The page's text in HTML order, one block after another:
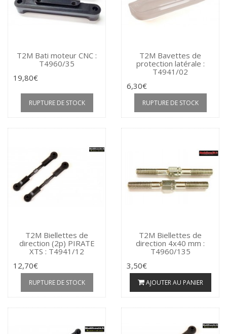
T2M Bati moteur CNC :
T4960/35
19,80€
RUPTURE DE STOCK
T2M Bavettes de
protection latérale :
T4941/02
6,30€
RUPTURE DE STOCK
T2M Biellettes de
direction (2p) PIRATE
XTS : T4941/12
12,70€
RUPTURE DE STOCK
T2M Biellettes de
direction 4x40 mm :
T4960/135
3,50€
AJOUTER AU PANIER